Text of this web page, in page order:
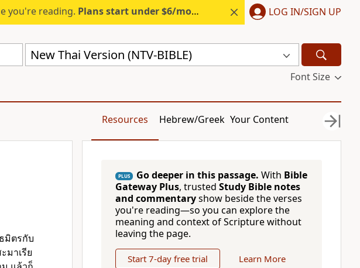
you're reading. Plans start under $6/month. Start free. LOG IN/SIGN UP
New Thai Version (NTV-BIBLE)
Font Size
Resources Hebrew/Greek Your Content
มิตรกับ
มาเรีย
PLUS Go deeper in this passage. With Bible
Gateway Plus, trusted Study Bible notes
and commentaryshow beside the verses
you're reading—so you can explore the
meaning and context of Scripture without
leaving the page.
Start 7-day free trial Learn More